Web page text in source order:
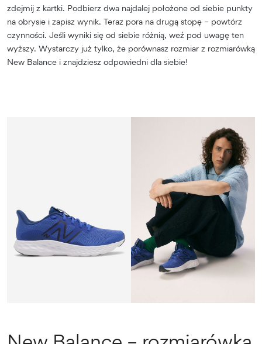
zdejmij z kartki. Podbierz dwa najdalej położone od siebie punkty
na obrysie i zapisz wynik. Teraz pora na drugą stopę – powtórz
czynności. Jeśli wyniki się od siebie różnią, weź pod uwagę ten
wyższy. Wystarczy już tylko, że porównasz rozmiar z rozmiarówką
New Balance i znajdziesz odpowiedni dla siebie!